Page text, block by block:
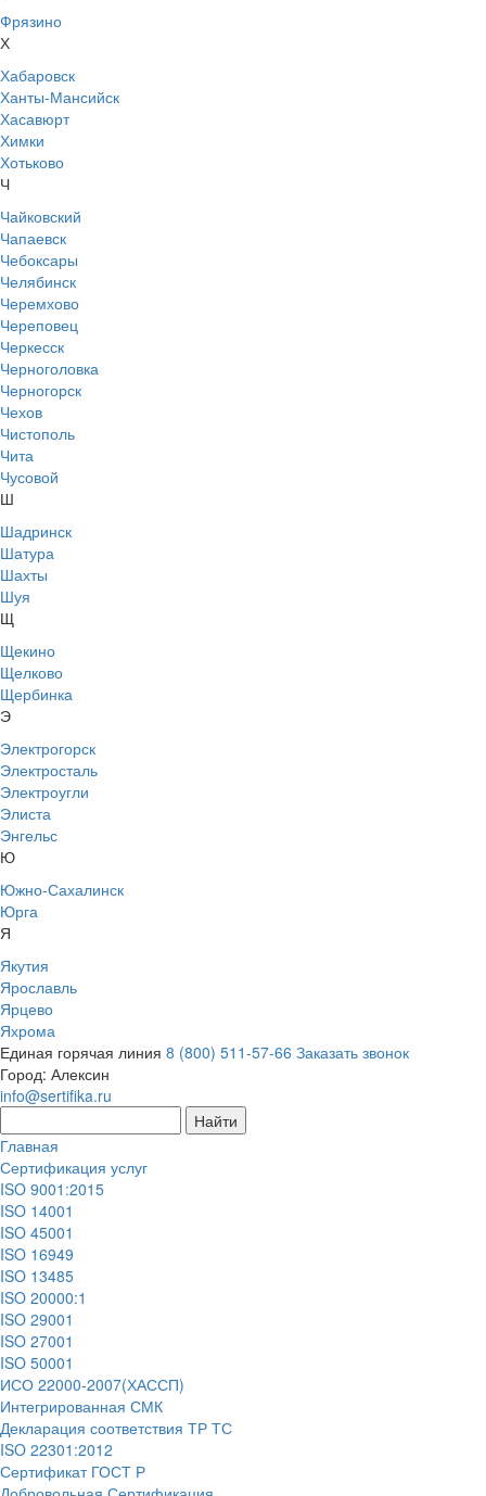
Фрязино
Х
Хабаровск
Ханты-Мансийск
Хасавюрт
Химки
Хотьково
Ч
Чайковский
Чапаевск
Чебоксары
Челябинск
Черемхово
Череповец
Черкесск
Черноголовка
Черногорск
Чехов
Чистополь
Чита
Чусовой
Ш
Шадринск
Шатура
Шахты
Шуя
Щ
Щекино
Щелково
Щербинка
Э
Электрогорск
Электросталь
Электроугли
Элиста
Энгельс
Ю
Южно-Сахалинск
Юрга
Я
Якутия
Ярославль
Ярцево
Яхрома
Единая горячая линия 8 (800) 511-57-66 Заказать звонок
Город: Алексин
info@sertifika.ru
Главная
Сертификация услуг
ISO 9001:2015
ISO 14001
ISO 45001
ISO 16949
ISO 13485
ISO 20000:1
ISO 29001
ISO 27001
ISO 50001
ИСО 22000-2007(ХАССП)
Интегрированная СМК
Декларация соответствия ТР ТС
ISO 22301:2012
Сертификат ГОСТ Р